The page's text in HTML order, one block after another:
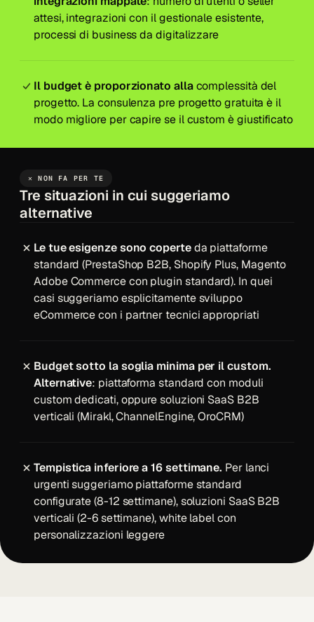
attesi, integrazioni con il gestionale esistente,
processi di business da digitalizzare
Il budget è proporzionato allacomplessità del
progetto. La consulenza pre progetto gratuita è il
modo migliore per capire se il custom è giustificato
✕ NON FA PER TE
Tre situazioni in cui suggeriamo
alternative
Le tue esigenze sono coperteda piattaforme
standard (PrestaShop B2B, Shopify Plus, Magento
Adobe Commerce con plugin standard). In quei
casi suggeriamo esplicitamentesviluppo
eCommercecon i partner tecnici appropriati
Budget sotto la soglia minima per il custom.
Alternative: piattaforma standard con moduli
custom dedicati, oppure soluzioni SaaS B2B
verticali (Mirakl, ChannelEngine, OroCRM)
Tempistica inferiore a 16 settimane. Per lanci
urgenti suggeriamo piattaforme standard
configurate (8-12 settimane), soluzioni SaaS B2B
verticali (2-6 settimane), white label con
personalizzazioni leggere